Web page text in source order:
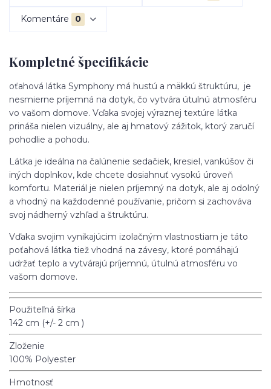
Komentáre 0
Kompletné špecifikácie
oťahová látka Symphony má hustú a mäkkú štruktúru, je
nesmierne príjemná na dotyk, čo vytvára útulnú atmosféru
vo vašom domove. Vďaka svojej výraznej textúre látka
prináša nielen vizuálny, ale aj hmatový zážitok, ktorý zaručí
pohodlie a pohodu.
Látka je ideálna na čalúnenie sedačiek, kresiel, vankúšov či
iných doplnkov, kde chcete dosiahnuť vysokú úroveň
komfortu. Materiál je nielen príjemný na dotyk, ale aj odolný
a vhodný na každodenné používanie, pričom si zachováva
svoj nádherný vzhľad a štruktúru.
Vďaka svojim vynikajúcim izolačným vlastnostiam je táto
poťahová látka tiež vhodná na závesy, ktoré pomáhajú
udržať teplo a vytvárajú príjemnú, útulnú atmosféru vo
vašom domove.
Použiteľná šírka
142 cm (+/- 2 cm )
Zloženie
100% Polyester
Hmotnosť